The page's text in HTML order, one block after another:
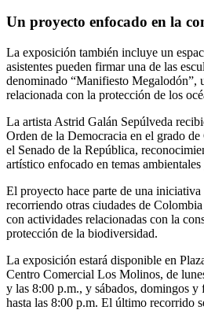
Un proyecto enfocado en la
La exposición también incluye un
asistentes pueden firmar una de las
denominado “Manifiesto Megalodón”,
relacionada con la protección de los
La artista Astrid Galán Sepúlveda
Orden de la Democracia en el grado
el Senado de la República,
artístico enfocado en temas
El proyecto hace parte de una
recorriendo otras ciudades de
con actividades relacionadas con la
protección de la biodiversidad.
La exposición estará disponible en
Centro Comercial Los Molinos, de
y las 8:00 p.m., y sábados, domingos y
hasta las 8:00 p.m. El último recorrido